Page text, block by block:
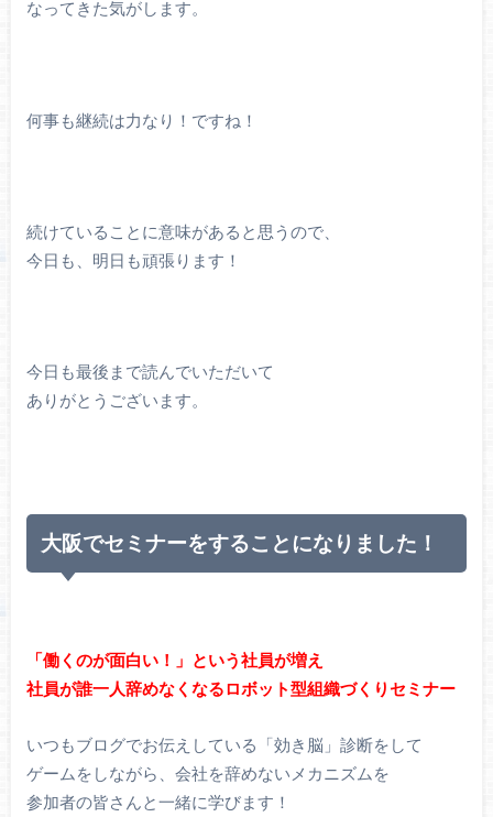
なってきた気がします。
何事も継続は力なり！ですね！
続けていることに意味があると思うので、
今日も、明日も頑張ります！
今日も最後まで読んでいただいて
ありがとうございます。
大阪でセミナーをすることになりました！
「働くのが面白い！」という社員が増え
社員が誰一人辞めなくなるロボット型組織づくりセミナー
いつもブログでお伝えしている「効き脳」診断をして
ゲームをしながら、会社を辞めないメカニズムを
参加者の皆さんと一緒に学びます！